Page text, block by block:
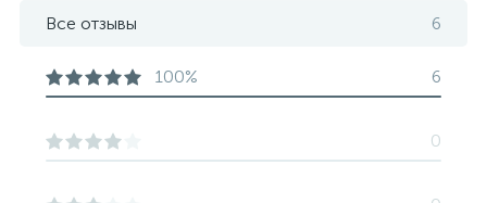
Все отзывы 6
100% 6
0